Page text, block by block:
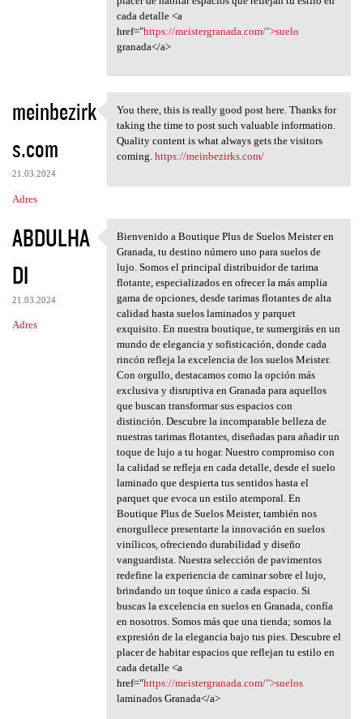
cada detalle <a
href="https://meistergranada.com/">suelo
granada</a>
meinbezirk
s.com
21.03.2024
Adres
You there, this is really
You there, this is really good post here. Thanks for
taking the time to post such valuable information.
Quality content is what always gets the visitors
coming. https://meinbezirks.com/
ABDULHA
DI
21.03.2024
Adres
Bienvenido a Boutique Plus de
Bienvenido a Boutique Plus de Suelos Meister en
Granada, tu destino número uno para suelos de
lujo. Somos el principal distribuidor de tarima
flotante, especializados en ofrecer la más amplia
gama de opciones, desde tarimas flotantes de alta
calidad hasta suelos laminados y parquet
exquisito. En nuestra boutique, te sumergirás en un
mundo de elegancia y sofisticación, donde cada
rincón refleja la excelencia de los suelos Meister.
Con orgullo, destacamos como la opción más
exclusiva y disruptiva en Granada para aquellos
que buscan transformar sus espacios con
distinción. Descubre la incomparable belleza de
nuestras tarimas flotantes, diseñadas para añadir un
toque de lujo a tu hogar. Nuestro compromiso con
la calidad se refleja en cada detalle, desde el suelo
laminado que despierta tus sentidos hasta el
parquet que evoca un estilo atemporal. En
Boutique Plus de Suelos Meister, también nos
enorgullece presentarte la innovación en suelos
vinílicos, ofreciendo durabilidad y diseño
vanguardista. Nuestra selección de pavimentos
redefine la experiencia de caminar sobre el lujo,
brindando un toque único a cada espacio. Si
buscas la excelencia en suelos en Granada, confía
en nosotros. Somos más que una tienda; somos la
expresión de la elegancia bajo tus pies. Descubre el
placer de habitar espacios que reflejan tu estilo en
cada detalle <a
href="https://meistergranada.com/">suelos
laminados Granada</a>